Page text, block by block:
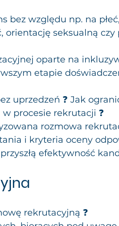
bez względu np. na
orientację seksualną czy
oparte na
etapie
uprzedzeń ❓ Jak
procesie rekrutacji ❓
rozmowa
i kryteria oceny
efektywność
rekrutacyjną ❓